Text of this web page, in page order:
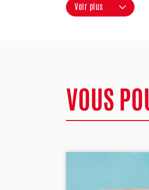
Voir plus
VOUS